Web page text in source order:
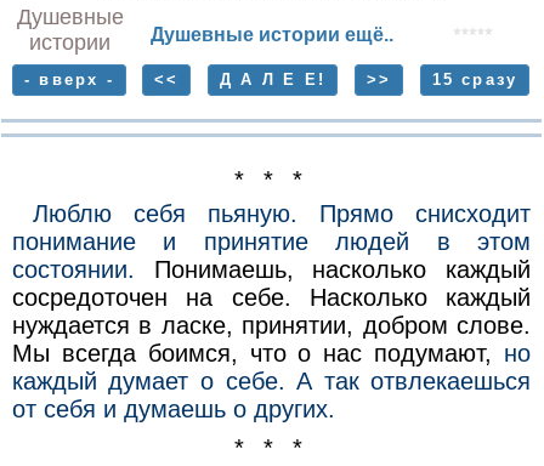
Душевные
истории
Душевные истории ещё..
- вверх - << Д А Л Е Е! >> 15 сразу
* * *
Люблю себя пьяную. Прямо снисходит
понимание и принятие людей в этом
состоянии. Понимаешь, насколько каждый
сосредоточен на себе. Насколько каждый
нуждается в ласке, принятии, добром слове.
Мы всегда боимся, что о нас подумают, но
каждый думает о себе. А так отвлекаешься
от себя и думаешь о других.
* * *